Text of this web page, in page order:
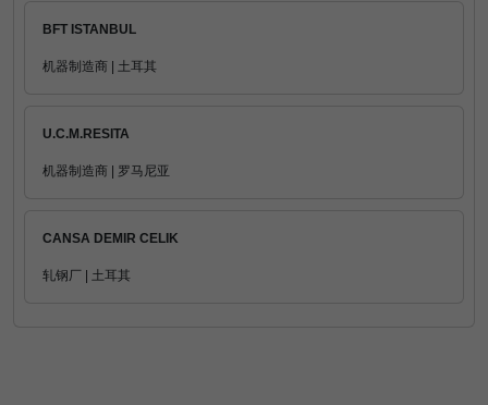
BFT ISTANBUL
机器制造商 | 土耳其
U.C.M.RESITA
机器制造商 | 罗马尼亚
CANSA DEMIR CELIK
轧钢厂 | 土耳其